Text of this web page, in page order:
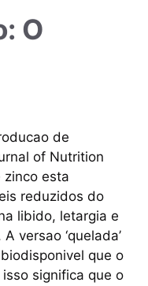
O
de
of Nutrition
zinco esta
reduzidos do
libido, letargia e
versao ‘quelada’
que o
significa que o